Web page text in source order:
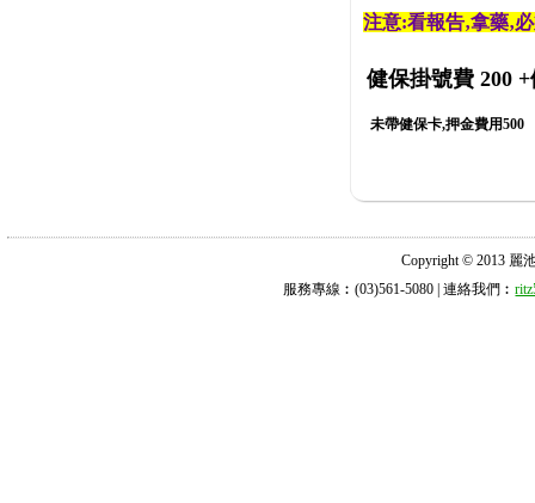
注意:看報告‚拿藥‚
健保掛號費 200 +
未帶健保卡,押金費用500
Copyright © 2013 麗
服務專線︰(03)561-5080 | 連絡我們︰